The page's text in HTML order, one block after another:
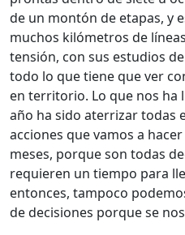
de un montón de etapas, y
muchos kilómetros de
tensión, con sus estudios
todo lo que tiene que ver
en territorio. Lo que nos ha
año ha sido aterrizar todas
acciones que vamos a
meses, porque son todas
requieren un tiempo para
entonces, tampoco
de decisiones porque se